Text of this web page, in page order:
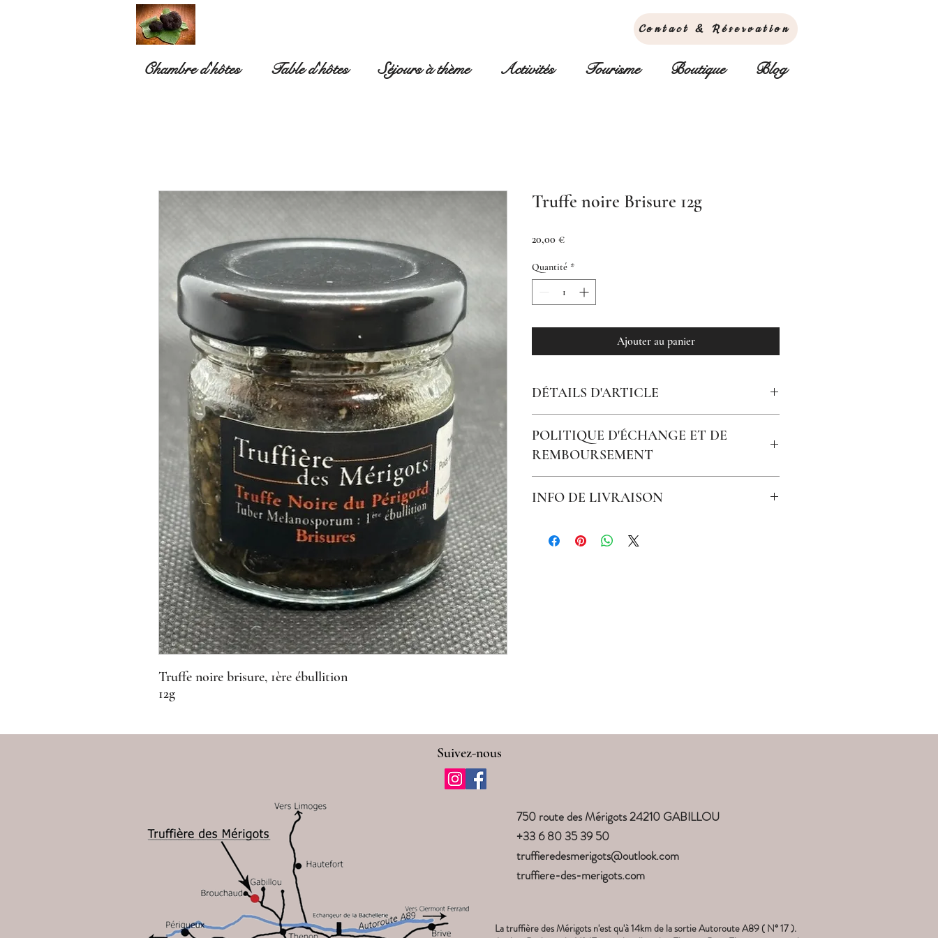
Contact & Réservation
Chambre d'hôtes Table d'hôtes Séjours à thème Activités Tourisme Boutique Blog
Truffe noire brisure, 1ère ébullition
12g
Truffe noire Brisure 12g
20,00 €Prix
Quantité *
Ajouter au panier
DÉTAILS D'ARTICLE
POLITIQUE D'ÉCHANGE ET DE
REMBOURSEMENT
INFO DE LIVRAISON
Me contacter pour toute commande 0680353950
2026 Vente de Truffe, Truffes du Périgord, producteur de truffe noire, truffière en Périgord
Suivez-nous
750 route des Mérigots 24210 GABILLOU
+33 6 80 35 39 50
truffieredesmerigots@outlook.com
truffiere-des-merigots.com
La truffière des Mérigots n'est qu'à 14km de la sortie Autoroute A89 ( N° 17 ).